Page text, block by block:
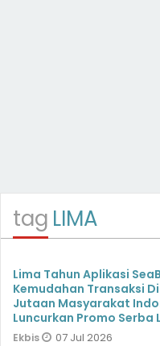
tag LIMA
Lima Tahun Aplikasi
Kemudahan Transaksi
Jutaan Masyarakat
Luncurkan Promo Serba
Para Nasabah
Ekbis 07 Jul 2026